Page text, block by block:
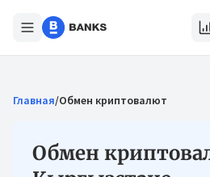
Главная/Обмен криптовалют
Обмен